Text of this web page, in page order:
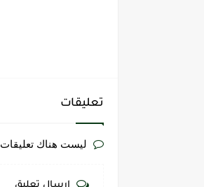
تعليقات
ليست هناك تعليقات